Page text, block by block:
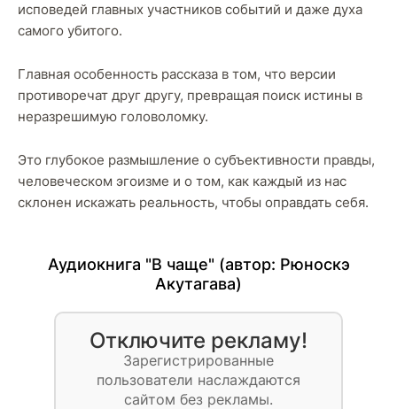
исповедей главных участников событий и даже духа
самого убитого.
Главная особенность рассказа в том, что версии
противоречат друг другу, превращая поиск истины в
неразрешимую головоломку.
Это глубокое размышление о субъективности правды,
человеческом эгоизме и о том, как каждый из нас
склонен искажать реальность, чтобы оправдать себя.
Аудиокнига "В чаще" (автор: Рюноскэ
Акутагава)
Отключите рекламу!
Зарегистрированные
пользователи наслаждаются
сайтом без рекламы.